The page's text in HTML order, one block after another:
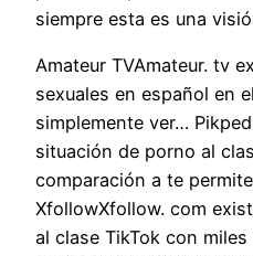
siempre esta es una
Amateur TVAmateur. tv
sexuales en español en
simplemente ver…
situación de porno al
comparación a te
XfollowXfollow. com
al clase TikTok con